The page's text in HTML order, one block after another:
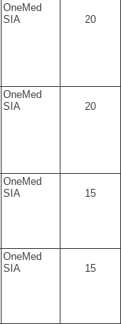
OneMed
SIA
20
OneMed
SIA
20
OneMed
SIA
15
OneMed
SIA
15